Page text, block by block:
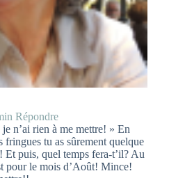
Répondre
n’ai rien à me mettre! » En
fringues tu as sûrement quelque
Et puis, quel temps fera-t’il? Au
pour le mois d’Août! Mince!